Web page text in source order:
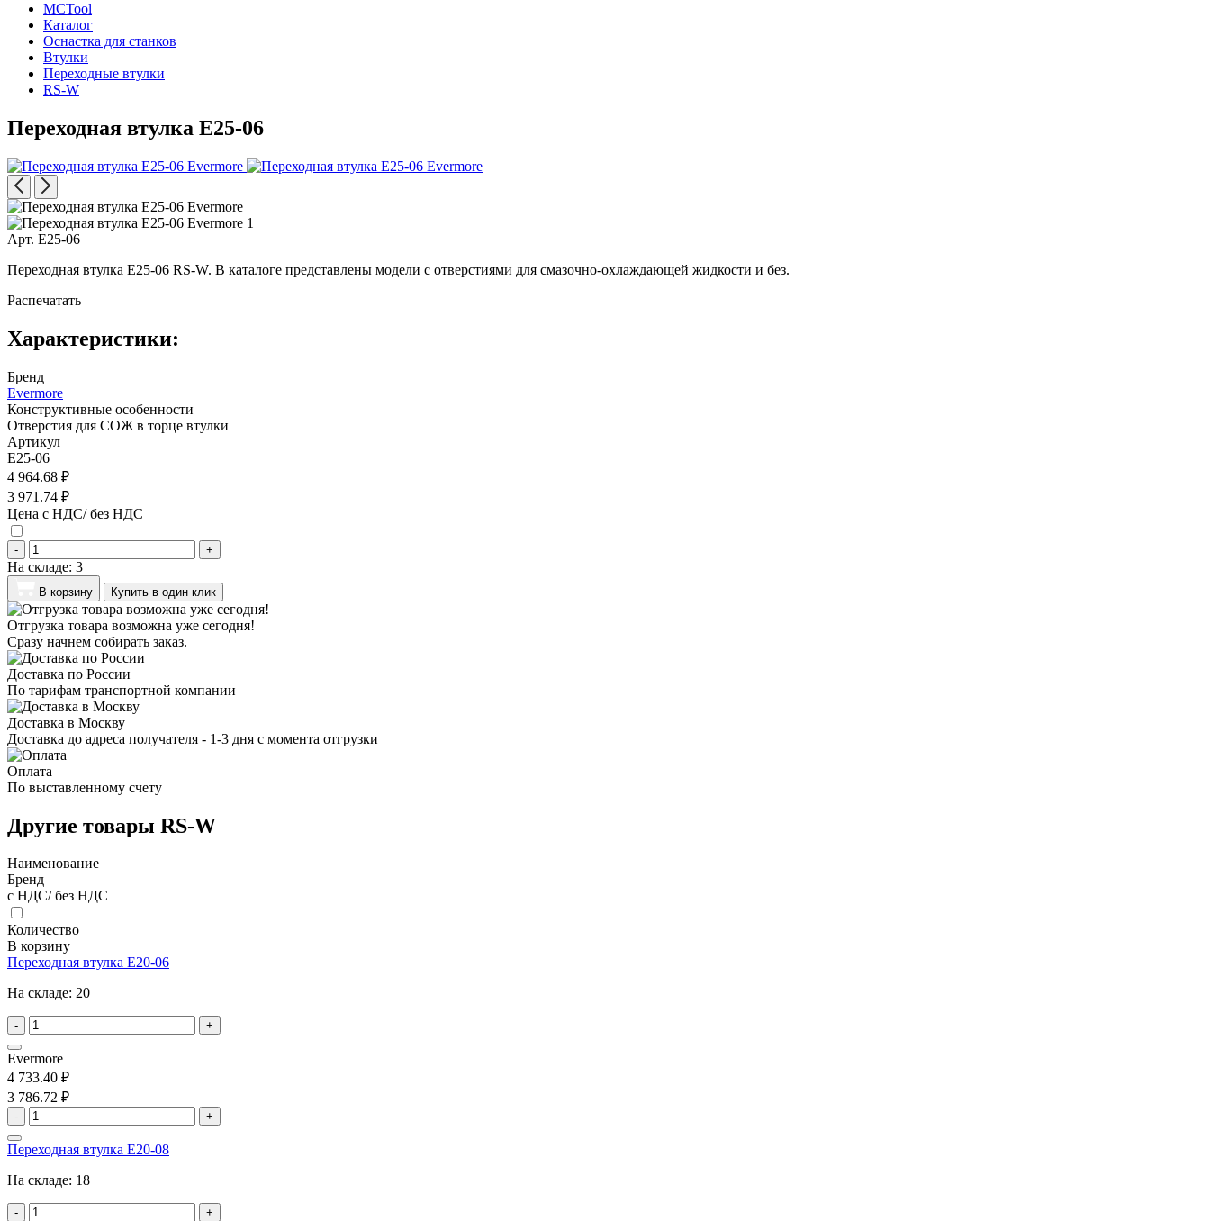
MCTool
Каталог
Оснастка для станков
Втулки
Переходные втулки
RS-W
Переходная втулка E25-06
Арт. E25-06
Переходная втулка E25-06 RS-W. В каталоге представлены модели с отверстиями для смазочно-охлаждающей жидкости и без.
Распечатать
Характеристики:
Бренд
Evermore
Конструктивные особенности
Отверстия для СОЖ в торце втулки
Артикул
E25-06
4 964.68 ₽
3 971.74 ₽
Цена с НДС/ без НДС
- +
На складе: 3
В корзину Купить в один клик
Отгрузка товара возможна уже сегодня!
Сразу начнем собирать заказ.
Доставка по России
По тарифам транспортной компании
Доставка в Москву
Доставка до адреса получателя - 1-3 дня с момента отгрузки
Оплата
По выставленному счету
Другие товары RS-W
Наименование
Бренд
с НДС/ без НДС
Количество
В корзину
Переходная втулка E20-06
На складе: 20
- +
Evermore
4 733.40 ₽
3 786.72 ₽
- +
Переходная втулка E20-08
На складе: 18
- +